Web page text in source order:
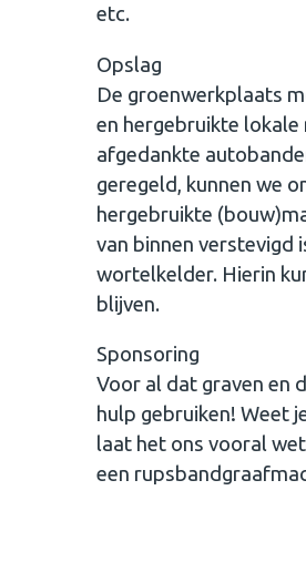
etc.
Opslag
De groenwerkplaats
en hergebruikte
afgedankte
geregeld, kunnen we
hergebruikte
van binnen verstevigd
wortelkelder. Hierin
blijven.
Sponsoring
Voor al dat graven en
hulp gebruiken! Weet
laat het ons vooral
een